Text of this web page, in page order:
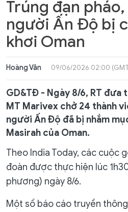
Trúng đạn
người Ấn Độ bị
khơi Oman
Hoàng Vân 09/06/2026 02:00
GD&TĐ - Ngày 8/6, RT đưa
MT Marivex chở 24 thành
người Ấn Độ đã bị nhắm
Masirah của Oman.
Theo India Today, các cuộc
đoàn được thực hiện lúc
phương) ngày 8/6.
Một số báo cáo truyền